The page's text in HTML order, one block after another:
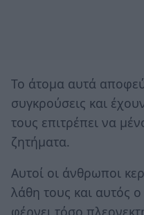
Το άτομα αυτά
συγκρούσεις και
τους επιτρέπει να
ζητήματα.
Αυτοί οι άνθρωποι
λάθη τους και αυτός